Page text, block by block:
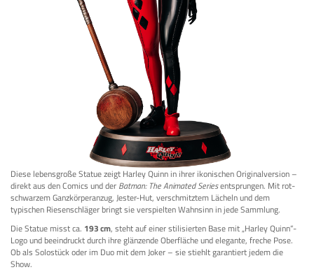
Diese lebensgroße Statue zeigt Harley Quinn in ihrer ikonischen Originalversion –
direkt aus den Comics und der Batman: The Animated Seriesentsprungen. Mit rot-
schwarzem Ganzkörperanzug, Jester-Hut, verschmitztem Lächeln und dem
typischen Riesenschläger bringt sie verspielten Wahnsinn in jede Sammlung.
Die Statue misst ca. 193 cm, steht auf einer stilisierten Base mit „Harley Quinn“-
Logo und beeindruckt durch ihre glänzende Oberfläche und elegante, freche Pose.
Ob als Solostück oder im Duo mit dem Joker – sie stiehlt garantiert jedem die
Show.